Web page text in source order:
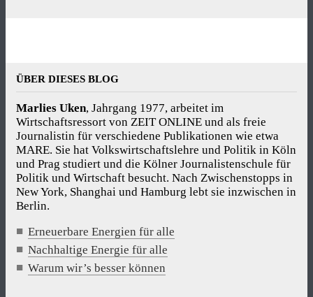
ÜBER DIESES BLOG
Marlies Uken, Jahrgang 1977, arbeitet im
Wirtschaftsressort von ZEIT ONLINE und als freie
Journalistin für verschiedene Publikationen wie etwa
MARE. Sie hat Volkswirtschaftslehre und Politik in Köln
und Prag studiert und die Kölner Journalistenschule für
Politik und Wirtschaft besucht. Nach Zwischenstopps in
New York, Shanghai und Hamburg lebt sie inzwischen in
Berlin.
Erneuerbare Energien für alle
Nachhaltige Energie für alle
Warum wir’s besser können